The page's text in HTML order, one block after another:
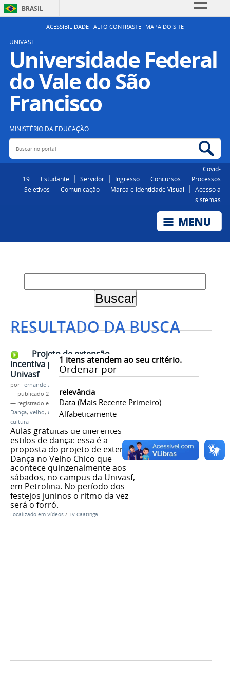
BRASIL
Simplifique!
Participe
Acesso à informação
Legislação
ACESSIBILIDADE ALTO CONTRASTE MAPA DO SITE
UNIVASF
Universidade Federal
do Vale do São
Francisco
MINISTÉRIO DA EDUCAÇÃO
Buscar no portal
Covid-
19
Estudante Servidor Ingresso Concursos
Processos
Seletivos
Comunicação Marca e Identidade Visual
Acesso a
sistemas
RESULTADO DA BUSCA
1 itens atendem ao seu critério.
Ordenar por
relevância
Data (mais Recente Primeiro)
Alfabeticamente
Projeto de extensão
incentiva prática de dança na
Univasf
por Fernando Alves
— publicado 24/05/2022
— registrado em:
tvcaatinga,univasf,projeto ,
Dança, velho, chico, sertao,forro,semiarido
cultura
Aulas gratuitas de diferentes
estilos de dança: essa é a
proposta do projeto de extensão
Dança no Velho Chico que
acontece quinzenalmente aos
sábados, no campus da Univasf,
em Petrolina. No período dos
festejos juninos o ritmo da vez
será o forró.
Localizado em Vídeos / TV Caatinga